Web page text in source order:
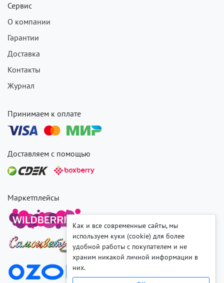
Сервис
О компании
Гарантии
Доставка
Контакты
Журнал
Принимаем к оплате
Доставляем с помощью
Маркетплейсы
Как и все современные сайты, мы
используем куки (cookie) для более
удобной работы с покупателем и не
храним никакой личной информации в
них.